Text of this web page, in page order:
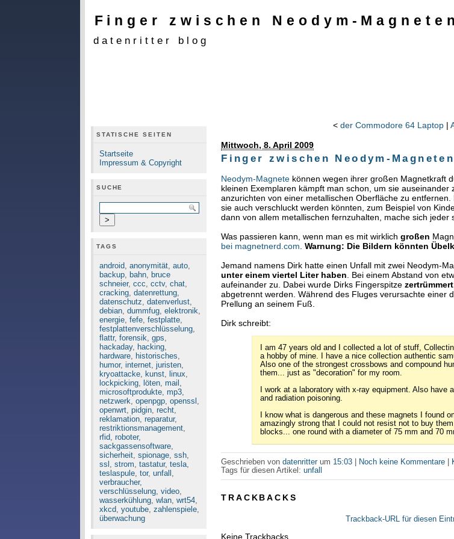
Finger zwischen Neodym-
datenritter blog
STATISCHE SEITEN
Startseite
Impressum & Copyright
SUCHE
TAGS
android, anonymität, auto,
backup, bahn, bruce
schneier, ccc, cctv, chat,
cracking, datenrettung,
datenschutz, datenverlust,
debian, dummfug, elektronik,
energie, fefe, festplatte,
festplattenverschlüsselung,
flattr, forensik, gps,
hackaday, hacking,
hardware, historisches,
humor, internet, juristen,
kryoattacke, kunst, linux,
lockpicking, löten, mail ,
microsoftprodukte, mp3,
netzwerk, openpgp, openssl ,
openwrt, pidgin, recht,
reklamation, reparatur,
restriktionsmanagement,
rfid, roboter,
sackgassensoftware,
sicherheit, spionage, ssh,
ssl , strom, tastatur, tesla,
teslaspule, tor, unfall ,
verbraucher,
verschlüsselung, video,
wasserkühlung, wlan, wrt54,
xkcd, youtube, zahlenspiele,
überwachung
< der Commodore 64 Laptop |
Mittwoch, 8. April 2009
Finger zwischen Neodym-
Neodym-Magnete können wegen ihrer großen Magnetkraft
kleinen Exemplaren kämpft man schon, um sie auseinander
anzurichten von einer metallischen Oberfläche zu
sie auch verschluckt werden könnten, zum Beispiel von
dann von allem metallischen fernzuhalten, mache sich jeder
Was passieren kann, wenn man es mit wirklichgroßen
bei magnetnerd.com .Warnung: Die Bildern könnten
Jemand namens Dirk hatte einen Unfall mit zwei Neodym-
unter einem viertel Liter haben . Bei einem Abstand von
aufeinander zu. Dabei wurde Dirks Fingerspitzezertrümmert
abgetrennt werden. Während des Fluges verursachte einer
Prellung an seinem Fuß.
Dirk schreibt:
I am 47 years old and I collected a lot of stuff,
a hobby of mine. I have a nice collection authentic
Also one of the strongest crossbows and compound
them... just as "decoration" for my room.
I work at a laboratory with x-ray equipment. Also have
and radiation poisoning.
I know what is dangerous and these magnets I found
amazingly strong that I could not resist not to buy
blocks... one round with a diameter of 75 mm and 70
Geschrieben vondatenritterum 15:03 Noch keine Kommentare
Tags für diesen Artikel:unfall
TRACKBACKS
Trackback-URL für diesen
Keine Trackbacks